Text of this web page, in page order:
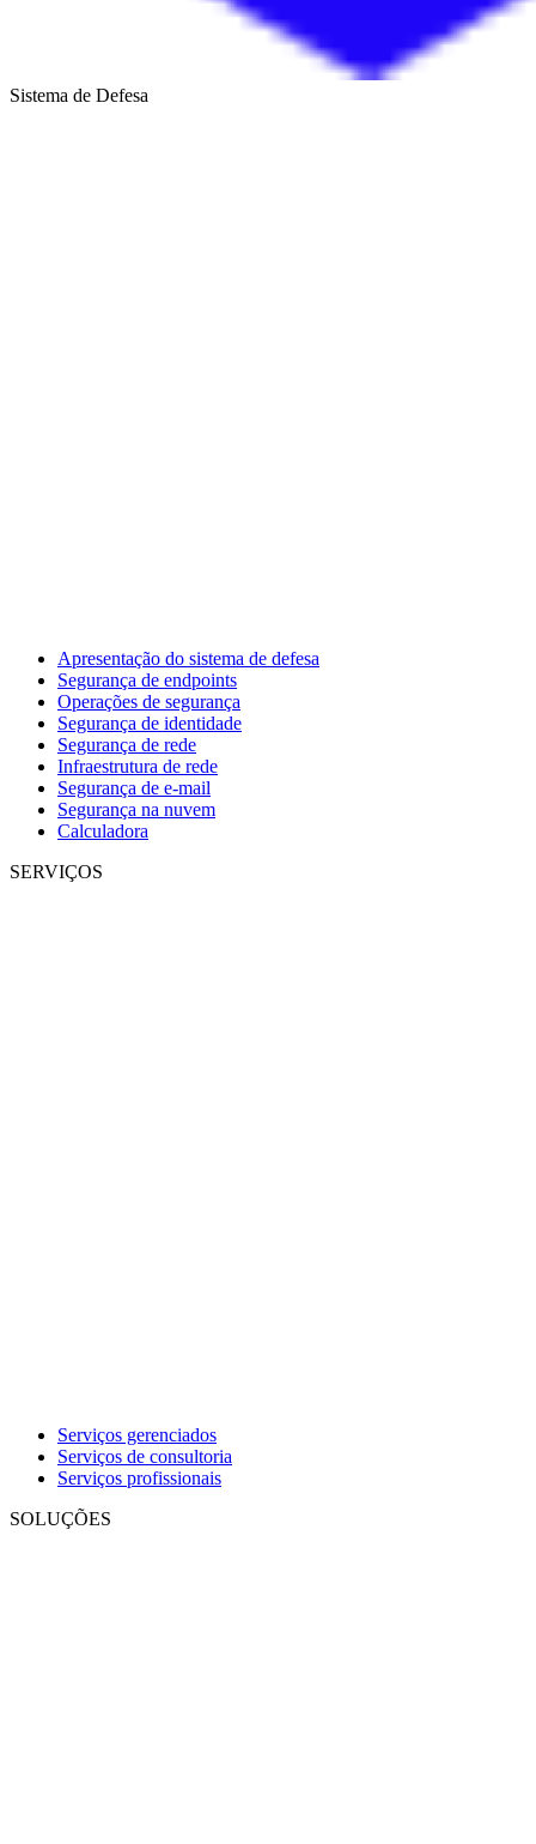
Sistema de Defesa
Apresentação do sistema de defesa
Segurança de endpoints
Operações de segurança
Segurança de identidade
Segurança de rede
Infraestrutura de rede
Segurança de e-mail
Segurança na nuvem
Calculadora
SERVIÇOS
Serviços gerenciados
Serviços de consultoria
Serviços profissionais
SOLUÇÕES